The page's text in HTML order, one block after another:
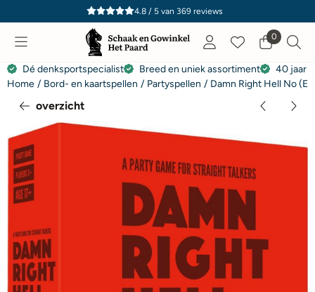
Cookievoorkeuren zijn momenteel gesloten.
4.8 / 5van 369reviews
0
Dé denksportspecialist Breed en uniek assortiment
40 jaar
Home / Bord- en kaartspellen / Partyspellen / Damn Right Hell No
overzicht